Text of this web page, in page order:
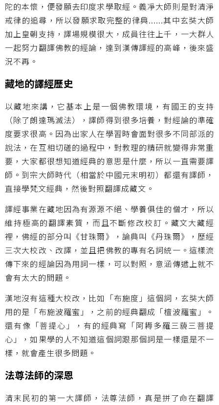
陀的本懷，便發願去印度求學取經。義凈大師則是對清淨
戒律的追尋，所以發願求取完整的律典......其中玄奘大師
加上皇朝支持，譯場規模很大，成員往往上千，一大群人
一起努力翻譯佛教的經論，達到漢傳譯經的高峰，後來盛
況不再。
藏地的譯經歷史
以藏地來講，它基本上是一個佛教環境，有國王的支持
（除了朗達瑪滅法），譯師得到很多培養，對經論的準確
度要求很高。因為出家人在學習時會面對很多不同部派的
說法，在互相切磋的過程中，對教理的精研就變得非常重
要，大家都很想知道經典的意思是什麼，所以一直需要譯
師。到宗大師時代（相當於中國元末明初）都還有譯師，
直接學梵文經典，然後對照翻譯成藏文。
譯經事業在藏地因為有源源不絕、學養俱佳的僧才，所以
維持極高的翻譯素質，而且不斷修改校訂。藏文大藏經
裡，佛經的部分叫《甘珠爾》，論典叫《丹珠爾》，歷經
三次大校改、改譯，並且把佛教的專有名詞統一。這樣流
傳下來的經論因為用詞一樣，可以對照，意涵傳遞上就不
會有太大的問題。
漢地沒有這種大校改，比如「布施度」這個詞，玄奘大師
用的是「布施波羅蜜」，之前的經典翻成「檀波羅蜜」。
還有像「菩提心」，有的經典寫「阿耨多羅三藐三菩提
心」，如果學的人不知道這個詞跟那個詞是一樣還是不一
樣，就會產生很多問題。
法尊法師的深恩
清末民初的第一大譯師，法尊法師，真是拼了命在翻譯